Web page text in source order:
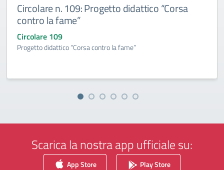
Circolare n. 109: Progetto didattico “Corsa
contro la fame”
Circolare 109
Progetto didattico “Corsa contro la fame”
Scarica la nostra app ufficiale su:
App Store Play Store